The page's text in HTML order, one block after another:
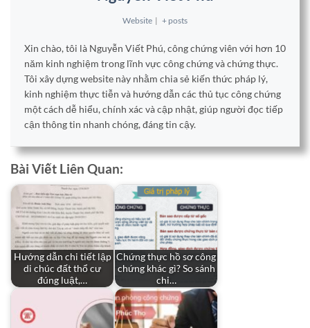
Website | + posts
Xin chào, tôi là Nguyễn Viết Phú, công chứng viên với hơn 10
năm kinh nghiệm trong lĩnh vực công chứng và chứng thực.
Tôi xây dựng website này nhằm chia sẻ kiến thức pháp lý,
kinh nghiệm thực tiễn và hướng dẫn các thủ tục công chứng
một cách dễ hiểu, chính xác và cập nhật, giúp người đọc tiếp
cận thông tin nhanh chóng, đáng tin cậy.
Bài Viết Liên Quan:
Hướng dẫn chi tiết lập
di chúc đất thổ cư
đúng luật,…
Chứng thực hồ sơ công
chứng khác gì? So sánh
chi…